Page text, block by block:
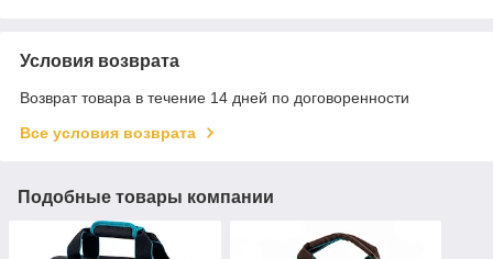
Условия возврата
Возврат товара в течение 14 дней по договоренности
Все условия возврата
Подобные товары компании